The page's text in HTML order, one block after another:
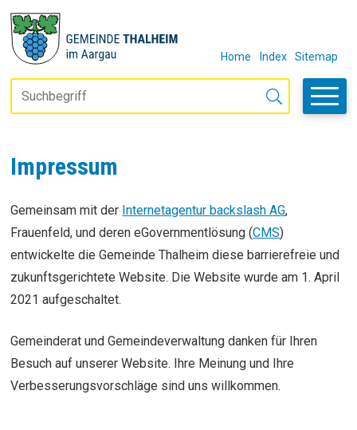
Navigieren in Thalheim
SCHNELLNAVIGATION
Home Index Sitemap
Suchbegriff
Suche starten
Impressum
Gemeinsam mit der Internetagentur backslash AG,
Frauenfeld, und deren eGovernmentlösung (CMS)
entwickelte die Gemeinde Thalheim diese barrierefreie und
zukunftsgerichtete Website. Die Website wurde am 1. April
2021 aufgeschaltet.
Gemeinderat und Gemeindeverwaltung danken für Ihren
Besuch auf unserer Website. Ihre Meinung und Ihre
Verbesserungsvorschläge sind uns willkommen.